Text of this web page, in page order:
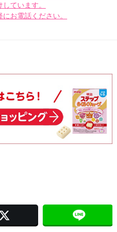
ています。
お電話ください。